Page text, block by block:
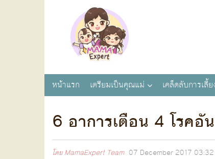
หน้าแรก เตรียมเป็นคุณแม่ เคล็ดลับการเลี้
6 อาการเตือน 4 โรคอั
โดยMamaExpert Team 07 December 2017 03:32